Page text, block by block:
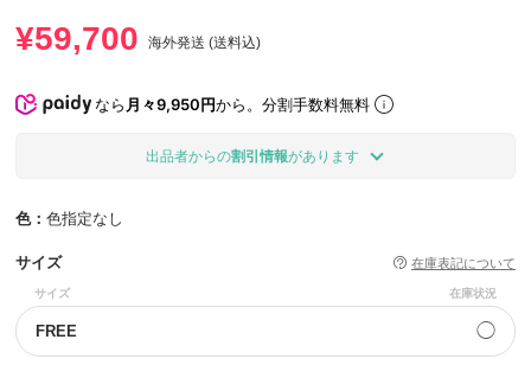
¥59,700 海外発送 (送料込)
なら 月々9,950円から。分割手数料無料
出品者からの割引情報があります
色： 色指定なし
サイズ 在庫表記について
サイズ 在庫状況
FREE ◯